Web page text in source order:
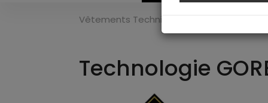
Vêtements Techniques>GORE-TEX
Technologie